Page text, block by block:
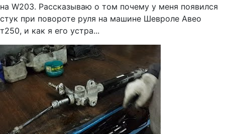
на W203. Рассказываю о том почему у меня появился
стук при повороте руля на машине Шевроле Авео
т250, и как я его устра...